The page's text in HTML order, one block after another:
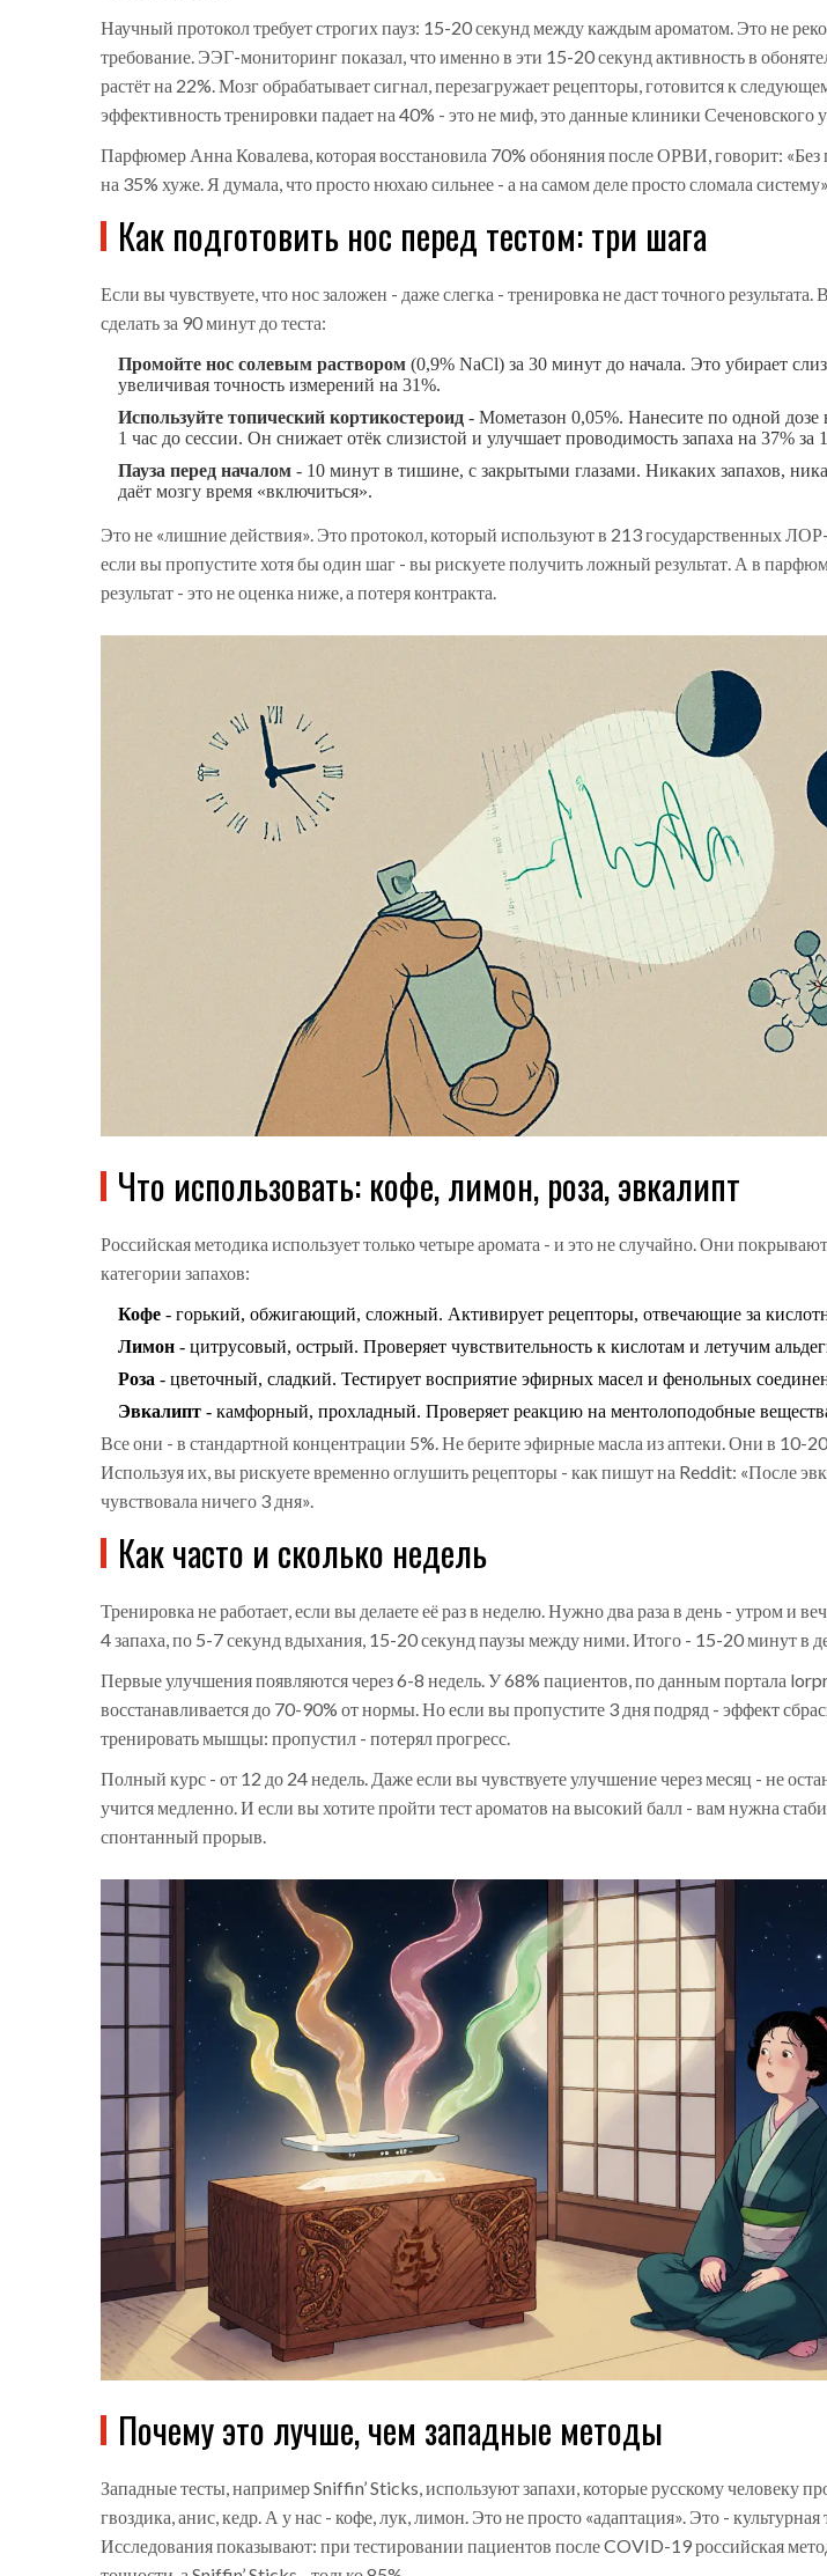
Научный протокол требует строгих пауз: 15-20 секунд между каждым ароматом. Это не
требование. ЭЭГ-мониторинг показал, что именно в эти 15-20 секунд активность в
растёт на 22%. Мозг обрабатывает сигнал, перезагружает рецепторы, готовится к
эффективность тренировки падает на 40% - это не миф, это данные клиники Сеченовского
Парфюмер Анна Ковалева, которая восстановила 70% обоняния после ОРВИ, говорит: «Без
на 35% хуже. Я думала, что просто нюхаю сильнее - а на самом деле просто сломала
Как подготовить нос перед тестом: три шага
Если вы чувствуете, что нос заложен - даже слегка - тренировка не даст точного
сделать за 90 минут до теста:
Промойте нос солевым раствором (0,9% NaCl) за 30 минут до начала. Это убирает
увеличивая точность измерений на 31%.
Используйте топический кортикостероид - Мометазон 0,05%. Нанесите по одной
1 час до сессии. Он снижает отёк слизистой и улучшает проводимость запаха на 37% за
Пауза перед началом - 10 минут в тишине, с закрытыми глазами. Никаких запахов,
даёт мозгу время «включиться».
Это не «лишние действия». Это протокол, который используют в 213 государственных
если вы пропустите хотя бы один шаг - вы рискуете получить ложный результат. А в
результат - это не оценка ниже, а потеря контракта.
Что использовать: кофе, лимон, роза, эвкалипт
Российская методика использует только четыре аромата - и это не случайно. Они
категории запахов:
Кофе - горький, обжигающий, сложный. Активирует рецепторы, отвечающие за
Лимон - цитрусовый, острый. Проверяет чувствительность к кислотам и летучим
Роза - цветочный, сладкий. Тестирует восприятие эфирных масел и фенольных
Эвкалипт - камфорный, прохладный. Проверяет реакцию на ментолоподобные
Все они - в стандартной концентрации 5%. Не берите эфирные масла из аптеки. Они в 10-20
Используя их, вы рискуете временно оглушить рецепторы - как пишут на Reddit: «После
чувствовала ничего 3 дня».
Как часто и сколько недель
Тренировка не работает, если вы делаете её раз в неделю. Нужно два раза в день - утром и
4 запаха, по 5-7 секунд вдыхания, 15-20 секунд паузы между ними. Итого - 15-20 минут в
Первые улучшения появляются через 6-8 недель. У 68% пациентов, по данным портала
восстанавливается до 70-90% от нормы. Но если вы пропустите 3 дня подряд - эффект
тренировать мышцы: пропустил - потерял прогресс.
Полный курс - от 12 до 24 недель. Даже если вы чувствуете улучшение через месяц - не
учится медленно. И если вы хотите пройти тест ароматов на высокий балл - вам нужна
спонтанный прорыв.
Почему это лучше, чем западные методы
Западные тесты, например Sniffin’ Sticks, используют запахи, которые русскому человеку
гвоздика, анис, кедр. А у нас - кофе, лук, лимон. Это не просто «адаптация». Это - культурная
Исследования показывают: при тестировании пациентов после COVID-19 российская